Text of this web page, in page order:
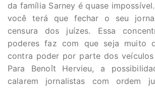
da família Sarney é quase
você terá que fechar o seu
censura dos juízes. Essa
poderes faz com que seja muito
contra poder por parte dos veículos
Para Benoît Hervieu, a
calarem jornalistas com ordem